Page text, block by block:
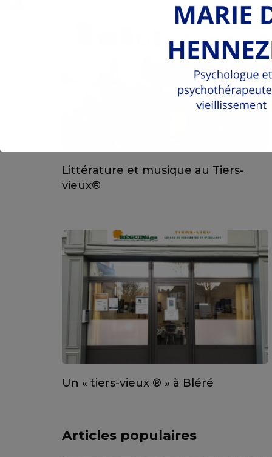
Littérature et musique au Tiers-
vieux®
Un « tiers-vieux ® » à Bléré
Articles populaires